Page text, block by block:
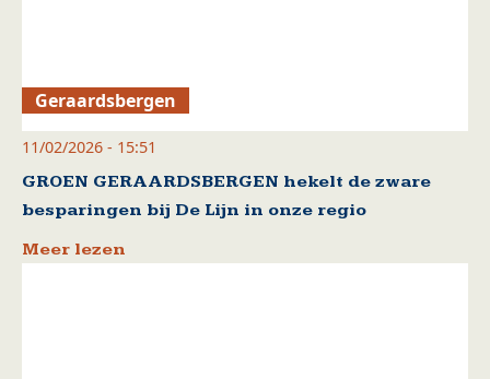
Geraardsbergen
11/02/2026 - 15:51
GROEN GERAARDSBERGEN hekelt de zware
besparingen bij De Lijn in onze regio
Meer lezen